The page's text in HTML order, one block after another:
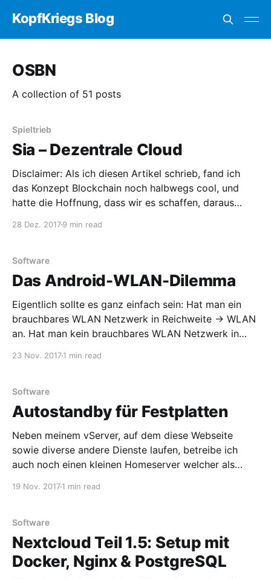
KopfKriegs Blog
OSBN
A collection of 51 posts
Spieltrieb
Sia – Dezentrale Cloud
Disclaimer: Als ich diesen Artikel schrieb, fand ich
das Konzept Blockchain noch halbwegs cool, und
hatte die Hoffnung, dass wir es schaffen, daraus
entferntesten mit Blockchains zu tun hat.
28 Dez. 20179 min read
Software
Das Android-WLAN-Dilemma
Eigentlich sollte es ganz einfach sein: Hat man ein
brauchbares WLAN Netzwerk in Reichweite → WLAN
an. Hat man kein brauchbares WLAN Netzwerk in
wird. Glücklicherweise lässt sich
23 Nov. 20171 min read
Software
Autostandby für Festplatten
Neben meinem vServer, auf dem diese Webseite
sowie diverse andere Dienste laufen, betreibe ich
auch noch einen kleinen Homeserver welcher als
befindet, auch noch diverse Festplatten verbaut,
welche in
19 Nov. 20171 min read
Software
Nextcloud Teil 1.5: Setup mit
Docker, Nginx & PostgreSQL